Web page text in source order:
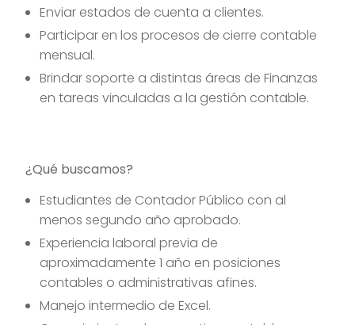
Enviar estados de cuenta a clientes.
Participar en los procesos de cierre contable
mensual.
Brindar soporte a distintas áreas de Finanzas
en tareas vinculadas a la gestión contable.
¿Qué buscamos?
Estudiantes de Contador Público con al
menos segundo año aprobado.
Experiencia laboral previa de
aproximadamente 1 año en posiciones
contables o administrativas afines.
Manejo intermedio de Excel.